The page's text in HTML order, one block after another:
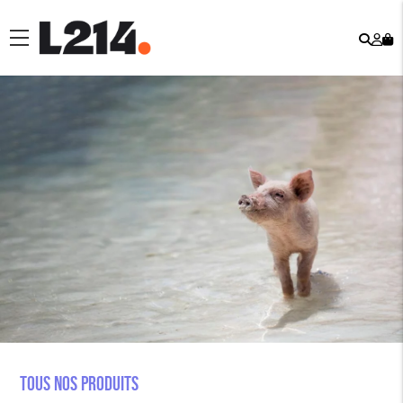
menu
Tous nos produits